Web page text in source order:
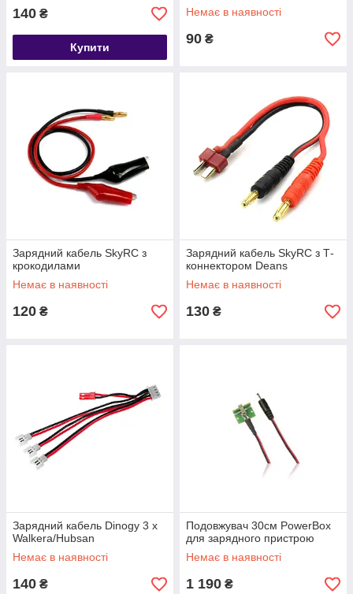
140 ₴
Купити
Немає в наявності
90 ₴
Зарядний кабель SkyRC з
крокодилами
Немає в наявності
120 ₴
Зарядний кабель SkyRC з Т-
коннектором Deans
Немає в наявності
130 ₴
Зарядний кабель Dinogy 3 x
Walkera/Hubsan
Немає в наявності
140 ₴
Подовжувач 30см PowerBox
для зарядного пристрою
Немає в наявності
1 190 ₴